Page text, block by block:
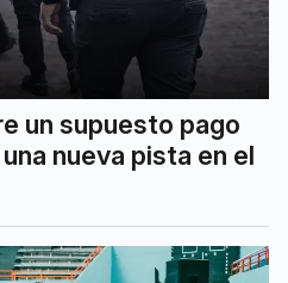
un supuesto pago
nueva pista en el